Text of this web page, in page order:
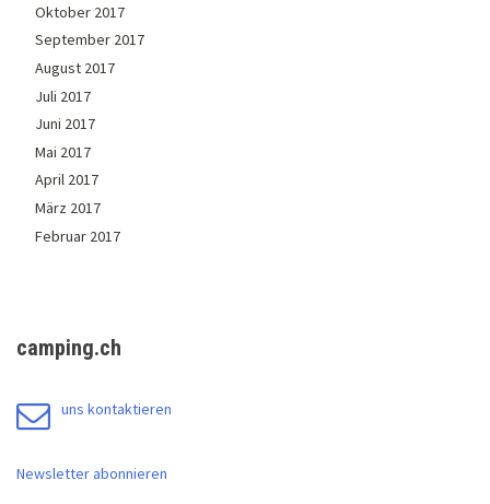
Oktober 2017
September 2017
August 2017
Juli 2017
Juni 2017
Mai 2017
April 2017
März 2017
Februar 2017
camping.ch
uns kontaktieren
Newsletter abonnieren